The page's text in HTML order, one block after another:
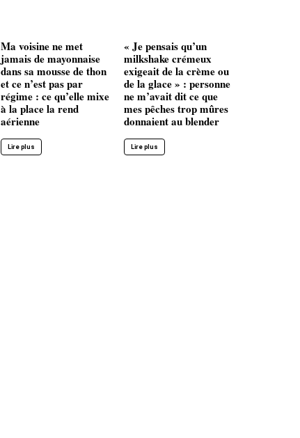
Ma voisine ne met
jamais de mayonnaise
dans sa mousse de thon
et ce n’est pas par
régime : ce qu’elle mixe
à la place la rend
aérienne
Lire plus
« Je pensais qu’un
milkshake crémeux
exigeait de la crème ou
de la glace » : personne
ne m’avait dit ce que
mes pêches trop mûres
donnaient au blender
Lire plus